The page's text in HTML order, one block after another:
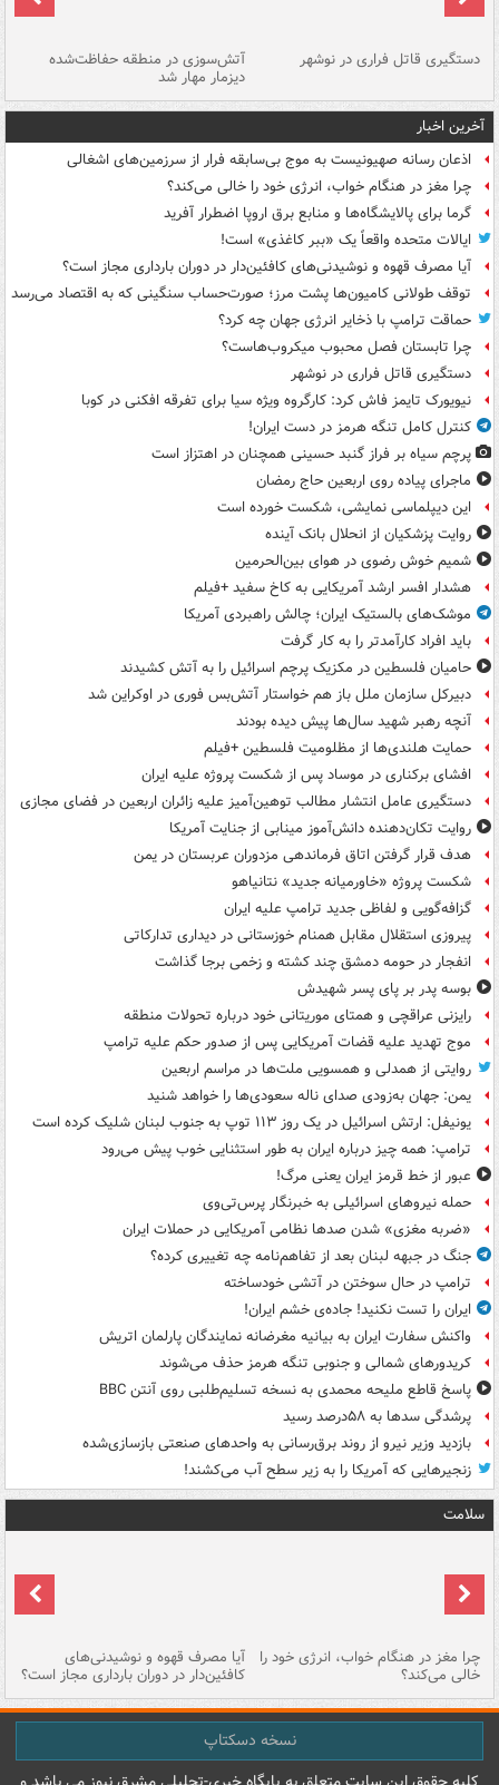
دستگیری قاتل فراری در نوشهر آتش‌سوزی در منطقه حفاظت‌شده
دیزمار مهار شد
آخرین اخبار
اذعان رسانه صهیونیست به موج بی‌سابقه فرار از سرزمین‌های اشغالی
چرا مغز در هنگام خواب، انرژی خود را خالی می‌کند؟
گرما برای پالایشگاه‌ها و منابع برق اروپا اضطرار آفرید
ایالات متحده واقعاً یک «ببر کاغذی» است!
آیا مصرف قهوه و نوشیدنی‌های کافئین‌دار در دوران بارداری مجاز است؟
توقف طولانی کامیون‌ها پشت مرز؛ صورت‌حساب سنگینی که به اقتصاد می‌رسد
حماقت ترامپ با ذخایر انرژی جهان چه کرد؟
چرا تابستان فصل محبوب میکروب‌هاست؟
دستگیری قاتل فراری در نوشهر
نیویورک تایمز فاش کرد: کارگروه ویژه سیا برای تفرقه افکنی در کوبا
کنترل کامل تنگه هرمز در دست ایران!
پرچم سیاه بر فراز گنبد حسینی همچنان در اهتزاز است
ماجرای پیاده روی اربعین حاج رمضان
این دیپلماسی نمایشی، شکست خورده است
روایت پزشکیان از انحلال بانک آینده
شمیم خوش رضوی در هوای بین‌الحرمین
هشدار افسر ارشد آمریکایی به کاخ سفید +فیلم
موشک‌های بالستیک ایران؛ چالش راهبردی آمریکا
باید افراد کارآمدتر را به کار گرفت
حامیان فلسطین در مکزیک پرچم اسرائیل را به آتش کشیدند
دبیرکل سازمان ملل باز هم خواستار آتش‌بس فوری در اوکراین شد
آنچه رهبر شهید سال‌ها پیش دیده بودند
حمایت هلندی‌ها از مظلومیت فلسطین +فیلم
افشای برکناری در موساد پس از شکست پروژه علیه ایران
دستگیری عامل انتشار مطالب توهین‌آمیز علیه زائران اربعین در فضای مجازی
روایت تکان‌دهنده دانش‌آموز مینابی از جنایت آمریکا
هدف قرار گرفتن اتاق‌ فرماندهی مزدوران عربستان در یمن
شکست پروژه «خاورمیانه جدید» نتانیاهو
گزافه‌گویی و لفاظی جدید ترامپ علیه ایران
پیروزی استقلال مقابل همنام خوزستانی در دیداری تدارکاتی
انفجار در حومه دمشق چند کشته و زخمی برجا گذاشت
بوسه‌ پدر بر پای پسر شهیدش
رایزنی عراقچی و همتای موریتانی خود درباره تحولات منطقه
موج تهدید علیه قضات آمریکایی پس از صدور حکم علیه ترامپ
روایتی از همدلی و همسویی ملت‌ها در مراسم اربعین
یمن: جهان به‌زودی صدای ناله سعودی‌ها را خواهد شنید
یونیفل: ارتش اسرائیل در یک روز ۱۱۳ توپ به جنوب لبنان شلیک کرده است
ترامپ: همه چیز درباره ایران به طور استثنایی خوب پیش می‌رود
عبور از خط قرمز ایران یعنی مرگ!
حمله نیروهای اسرائیلی به خبرنگار پرس‌تی‌وی
«ضربه مغزی» شدن صدها نظامی آمریکایی در حملات ایران
جنگ در جبهه لبنان بعد از تفاهم‌نامه چه تغییری کرده؟
ترامپ در حال سوختن در آتشی خودساخته
ایران را تست نکنید! جاده‌ی خشم ایران!
واکنش سفارت ایران به بیانیه مغرضانه نمایندگان پارلمان اتریش
کریدورهای شمالی و جنوبی تنگه هرمز حذف می‌شوند
پاسخ قاطع ملیحه محمدی به نسخه تسلیم‌طلبی روی آنتن BBC
پرشدگی سدها به ۵۸درصد رسید
بازدید وزیر نیرو از روند برق‌رسانی به واحدهای صنعتی بازسازی‌شده
زنجیرهایی که آمریکا را به زیر سطح آب می‌کشند!
سلامت
چرا مغز در هنگام خواب، انرژی خود را
خالی می‌کند؟
آیا مصرف قهوه و نوشیدنی‌های
کافئین‌دار در دوران بارداری مجاز است؟
نسخه دسکتاپ